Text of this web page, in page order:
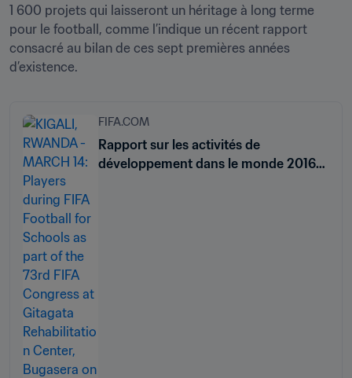
1 600 projets qui laisseront un héritage à long terme
pour le football, comme l’indique un récent rapport
consacré au bilan de ces sept premières années
d’existence.
FIFA.COM
Rapport sur les activités de
développement dans le monde 2016-